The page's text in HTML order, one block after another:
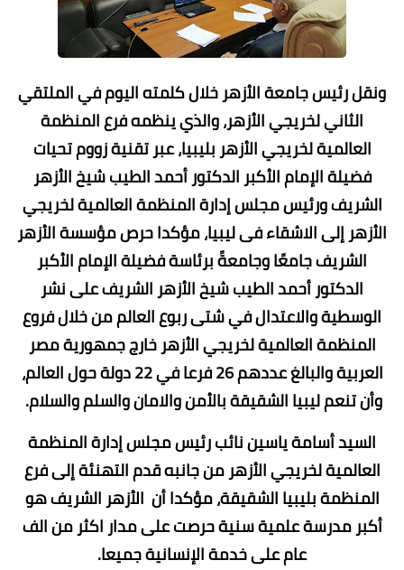
ونقل رئيس جامعة الأزهر خلال كلمته اليوم في الملتقي
الثاني لخريجي الأزهر، والذي ينظمه فرع المنظمة
العالمية لخريجي الأزهر بليبيا، عبر تقنية زووم تحيات
فضيلة الإمام الأكبر الدكتور أحمد الطيب شيخ الأزهر
الشريف ورئيس مجلس إدارة المنظمة العالمية لخريجي
الأزهر إلى الاشقاء فى ليبيا، مؤكدا حرص مؤسسة الأزهر
الشريف جامعًا وجامعةً برئاسة فضيلة الإمام الأكبر
الدكتور أحمد الطيب شيخ الأزهر الشريف على نشر
الوسطية والاعتدال في شتى ربوع العالم من خلال فروع
المنظمة العالمية لخريجي الأزهر خارج جمهورية مصر
العربية والبالغ عددهم 26 فرعا في 22 دولة حول العالم،
وأن تنعم ليبيا الشقيقة بالأمن والامان والسلم والسلام.
السيد أسامة ياسين نائب رئيس مجلس إدارة المنظمة
العالمية لخريجي الأزهر من جانبه قدم التهنئة إلى فرع
المنظمة بليبيا الشقيقة، مؤكدا أن الأزهر الشريف هو
أكبر مدرسة علمية سنية حرصت على مدار اكثر من الف
عام على خدمة الإنسانية جميعا.